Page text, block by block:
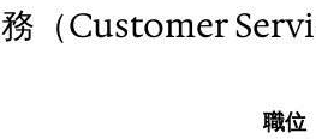
（Customer
職位